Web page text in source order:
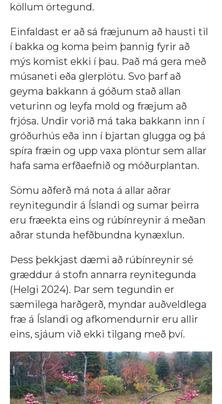
köllum örtegund.
Einfaldast er að sá fræjunum að hausti til
í bakka og koma þeim þannig fyrir að
mýs komist ekki í þau. Það má gera með
músaneti eða glerplötu. Svo þarf að
geyma bakkann á góðum stað allan
veturinn og leyfa mold og fræjum að
frjósa. Undir vorið má taka bakkann inn í
gróðurhús eða inn í bjartan glugga og þá
spíra fræin og upp vaxa plöntur sem allar
hafa sama erfðaefnið og móðurplantan.
Sömu aðferð má nota á allar aðrar
reynitegundir á Íslandi og sumar þeirra
eru fræekta eins og rúbínreynir á meðan
aðrar stunda hefðbundna kynæxlun.
Þess þekkjast dæmi að rúbínreynir sé
græddur á stofn annarra reynitegunda
(Helgi 2024). Þar sem tegundin er
sæmilega harðgerð, myndar auðveldlega
fræ á Íslandi og afkomendurnir eru allir
eins, sjáum við ekki tilgang með því.